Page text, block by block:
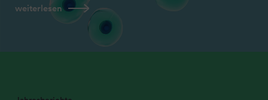
weiterlesen